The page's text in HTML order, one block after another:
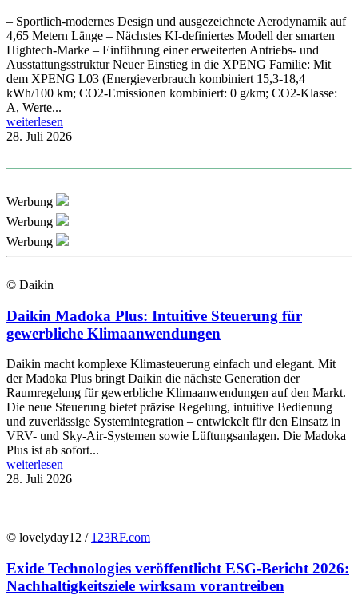
– Sportlich-modernes Design und ausgezeichnete Aerodynamik auf
4,65 Metern Länge – Nächstes KI-definiertes Modell der smarten
Hightech-Marke – Einführung einer erweiterten Antriebs- und
Ausstattungsstruktur Neuer Einstieg in die XPENG Familie: Mit
dem XPENG L03 (Energieverbrauch kombiniert 15,3-18,4
kWh/100 km; CO2-Emissionen kombiniert: 0 g/km; CO2-Klasse:
A, Werte...
weiterlesen
28. Juli 2026
Werbung
Werbung
Werbung
© Daikin
Daikin Madoka Plus: Intuitive Steuerung für
gewerbliche Klimaanwendungen
Daikin macht komplexe Klimasteuerung einfach und elegant. Mit
der Madoka Plus bringt Daikin die nächste Generation der
Raumregelung für gewerbliche Klimaanwendungen auf den Markt.
Die neue Steuerung bietet präzise Regelung, intuitive Bedienung
und zuverlässige Systemintegration – entwickelt für den Einsatz in
VRV- und Sky-Air-Systemen sowie Lüftungsanlagen. Die Madoka
Plus ist ab sofort...
weiterlesen
28. Juli 2026
© lovelyday12 / 123RF.com
Exide Technologies veröffentlicht ESG-Bericht 2026:
Nachhaltigkeitsziele wirksam vorantreiben